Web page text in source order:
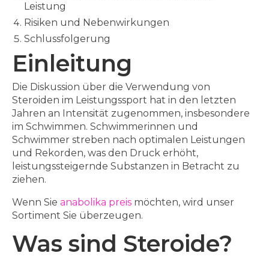
Leistung
Risiken und Nebenwirkungen
Schlussfolgerung
Einleitung
Die Diskussion über die Verwendung von
Steroiden im Leistungssport hat in den letzten
Jahren an Intensität zugenommen, insbesondere
im Schwimmen. Schwimmerinnen und
Schwimmer streben nach optimalen Leistungen
und Rekorden, was den Druck erhöht,
leistungssteigernde Substanzen in Betracht zu
ziehen.
Wenn Sie anabolika preis möchten, wird unser
Sortiment Sie überzeugen.
Was sind Steroide?